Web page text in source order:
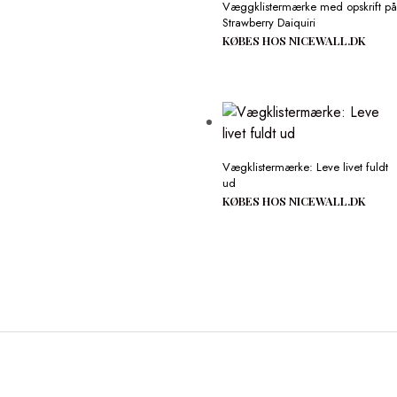
Væggklistermærke med opskrift på
Strawberry Daiquiri
KØBES HOS NICEWALL.DK
Vægklistermærke: Leve livet fuldt
ud
KØBES HOS NICEWALL.DK